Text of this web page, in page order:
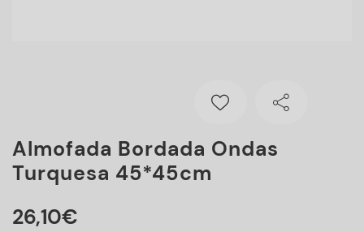
Almofada Bordada Ondas
Turquesa 45*45cm
26,10€